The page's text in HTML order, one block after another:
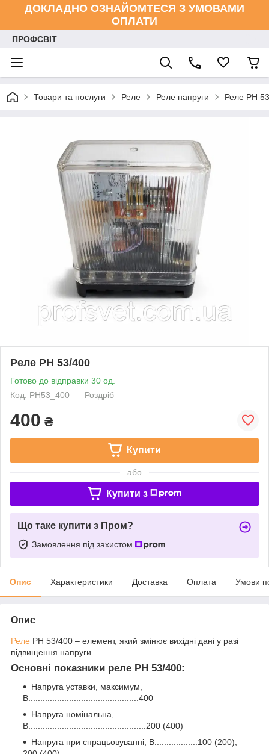
ДОКЛАДНО ОЗНАЙОМТЕСЯ З УМОВАМИ
ОПЛАТИ
ПРОФСВІТ
Товари та послуги Реле Реле напруги Реле РН
Реле РН 53/400
Готово до відправки 30 од.
Код: РН53_400
Роздріб
400 ₴
Купити
або
Купити з
Що таке купити з Пром?
Замовлення під захистом
Опис Характеристики Доставка Оплата Умови
Опис
Реле РН 53/400 – елемент, який змінює вихідні дані у разі
підвищення напруги.
Основні показники реле РН 53/400:
Напруга уставки, максимум,
В..............................................400
Напруга номінальна,
В.................................................200 (400)
Напруга при спрацьовуванні, В..................100 (200),